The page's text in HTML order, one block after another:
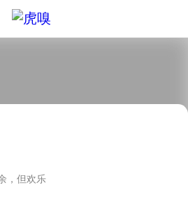
，但欢乐